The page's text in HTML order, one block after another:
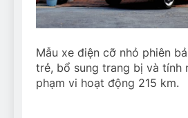
Mẫu xe điện cỡ nhỏ phiên
trẻ, bổ sung trang bị và tính
phạm vi hoạt động 215 km.